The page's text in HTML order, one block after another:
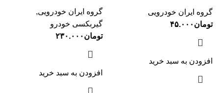
گروه ایران خودرویی
تومان ۴۵.۰۰۰
افزودن به سبد خرید
گروه ایران خودرویی,
گیربکسی خودرو
تومان ۲۳۰.۰۰۰
افزودن به سبد خرید